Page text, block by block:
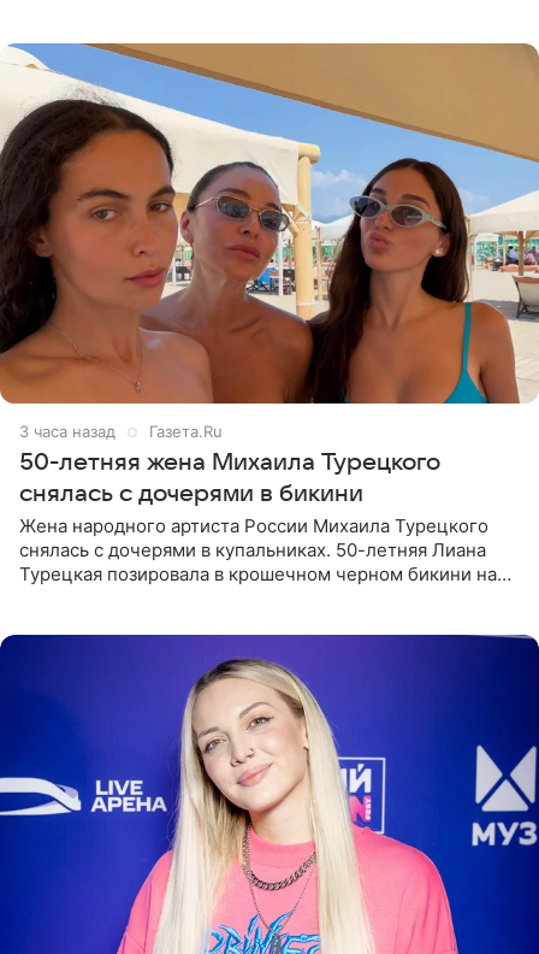
3 часа назад Газета.Ru
50-летняя жена Михаила Турецкого
снялась с дочерями в бикини
Жена народного артиста России Михаила Турецкого
снялась с дочерями в купальниках. 50-летняя Лиана
Турецкая позировала в крошечном черном бикини на